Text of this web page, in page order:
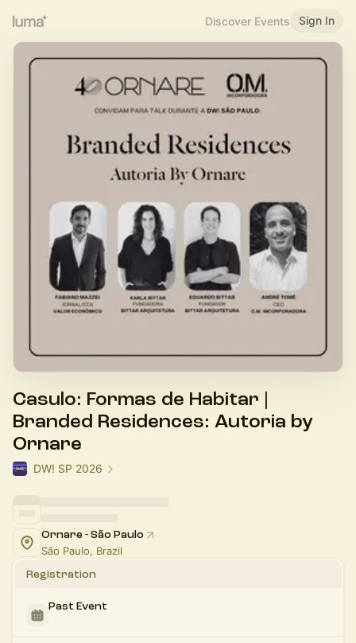
Discover Events Sign In
Casulo: Formas de Habitar |
Branded Residences: Autoria by
Ornare
DW! SP 2026
Ornare - São Paulo
São Paulo, Brazil
Registration
Past Event